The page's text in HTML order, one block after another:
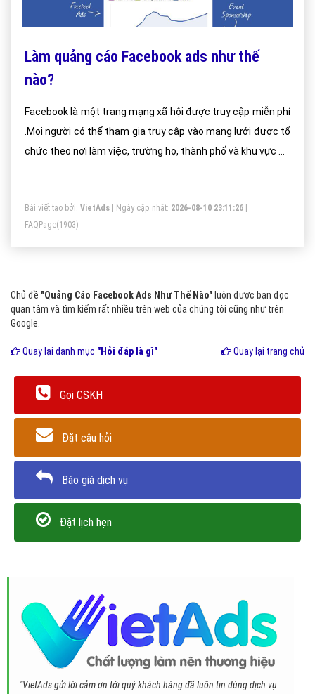
Làm quảng cáo Facebook ads như thế
nào?
Facebook là một trang mạng xã hội được truy cập miễn phí
.Mọi người có thể tham gia truy cập vào mạng lưới được tổ
chức theo nơi làm việc, trường họ, thành phố và khu vực để
Bài viết tạo bởi: VietAds | Ngày cập nhật: 2026-08-10 23:11:26
FAQPage(1903)
Chủ đề "Quảng Cáo Facebook Ads Như Thế Nào" luôn được bạn đọc
quan tâm và tìm kiếm rất nhiều trên web của chúng tôi cũng như trên
Google.
Quay lại danh mục "Hỏi đáp là gì" Quay lại trang chủ
Gọi CSKH
Đặt câu hỏi
Báo giá dịch vụ
Đặt lịch hẹn
"VietAds gửi lời cảm ơn tới quý khách hàng đã luôn tin dùng dịch vụ